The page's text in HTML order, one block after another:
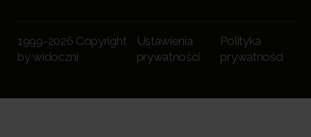
1999-2026 Copyright
by widoczni
Ustawienia
prywatności
Polityka
prywatności